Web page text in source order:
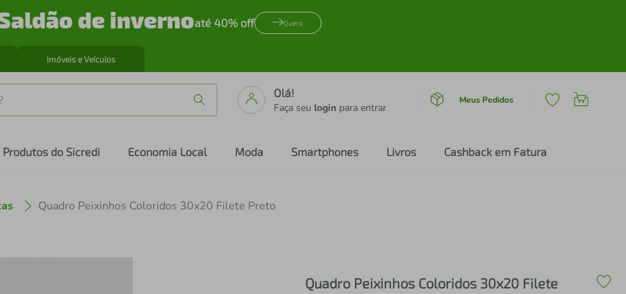
de invernoaté 40% off Quero
Imóveis e Veículos
Olá!
Faça seu login para entrar
Meus Pedidos
Produtos do Sicredi Economia Local Moda Smartphones Livros Cashback em Fatura
Quadro Peixinhos Coloridos 30x20 Filete Preto
Quadro Peixinhos Coloridos 30x20 Filete